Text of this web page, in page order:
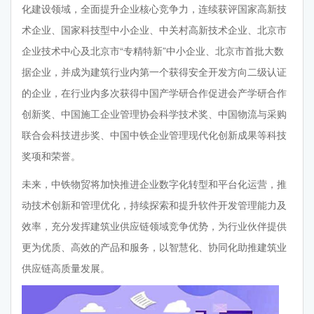
化建设领域，全面提升企业核心竞争力，连续获评国家高新技
术企业、国家科技型中小企业、中关村高新技术企业、北京市
企业技术中心及北京市“专精特新”中小企业、北京市首批大数
据企业，并成为建筑行业内第一个获得安全开发方向二级认证
的企业，在行业内多次获得中国产学研合作促进会产学研合作
创新奖、中国施工企业管理协会科学技术奖、中国物流与采购
联合会科技进步奖、中国中铁企业管理现代化创新成果等科技
奖项和荣誉。
未来，中铁物贸将加快推进企业数字化转型和平台化运营，推
动技术创新和管理优化，持续探索和提升软件开发管理能力及
效率，充分发挥建筑业供应链领域竞争优势，为行业伙伴提供
更为优质、高效的产品和服务，以智慧化、协同化助推建筑业
供应链高质量发展。